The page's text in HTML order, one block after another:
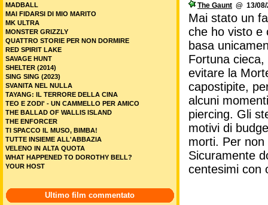
The Gaunt @ 13/
Mai stato un
che ho visto e
basa
Fortuna
evitare la
capostipite,
alcuni
piercing. Gli
motivi di
morti. Per non
Sicuramente
centesimi con
MADBALL
MAI FIDARSI DI MIO MARITO
MK ULTRA
MONSTER GRIZZLY
QUATTRO STORIE PER NON DORMIRE
RED SPIRIT LAKE
SAVAGE HUNT
SHELTER (2014)
SING SING (2023)
SVANITA NEL NULLA
TAYANG: IL TERRORE DELLA CINA
TEO E ZODI' - UN CAMMELLO PER AMICO
THE BALLAD OF WALLIS ISLAND
THE ENFORCER
TI SPACCO IL MUSO, BIMBA!
TUTTE INSIEME ALL'ABBAZIA
VELENO IN ALTA QUOTA
WHAT HAPPENED TO DOROTHY BELL?
YOUR HOST
Ultimo film commentato